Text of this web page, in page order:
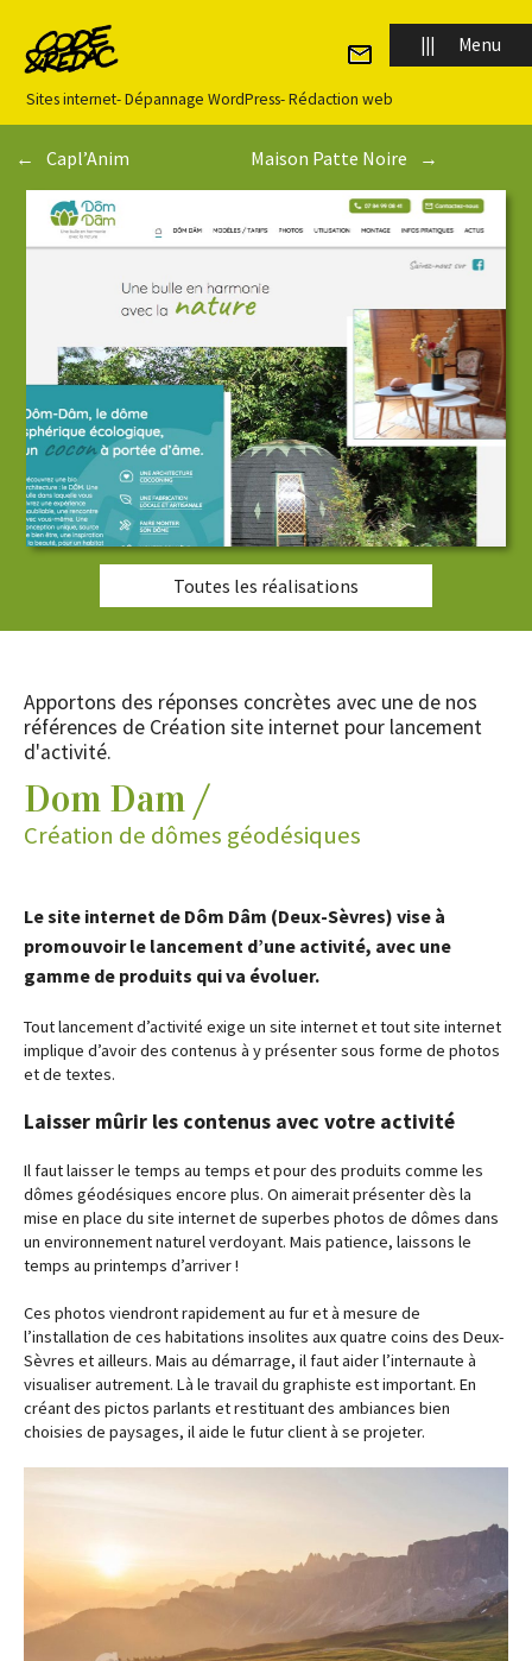
Sites internet-Dépannage WordPress-Rédaction web
||| Menu
Accueil
Qui sommes-nous ?
Notre approche
Site internet
Développement WordPress
Dépannage WordPress
Maintenance WordPress
Contenus web
Réalisations
Contactez-nous
Apportons des réponses concrètes avec une de nos
références de Création site internet pour lancement
d'activité.
Dom Dam /
Création de dômes géodésiques
Le site internet de Dôm Dâm (Deux-Sèvres) vise à
promouvoir le lancement d’une activité, avec une
gamme de produits qui va évoluer.
Tout lancement d’activité exige un site internet et tout site internet
implique d’avoir des contenus à y présenter sous forme de photos
et de textes.
Laisser mûrir les contenus avec votre activité
Il faut laisser le temps au temps et pour des produits comme les
dômes géodésiques encore plus. On aimerait présenter dès la
mise en place du site internet de superbes photos de dômes dans
un environnement naturel verdoyant. Mais patience, laissons le
temps au printemps d’arriver !
Ces photos viendront rapidement au fur et à mesure de
l’installation de ces habitations insolites aux quatre coins des Deux-
Sèvres et ailleurs. Mais au démarrage, il faut aider l’internaute à
visualiser autrement. Là le travail du graphiste est important. En
créant des pictos parlants et restituant des ambiances bien
choisies de paysages, il aide le futur client à se projeter.
← Capl’Anim Maison Patte Noire →
Toutes les réalisations